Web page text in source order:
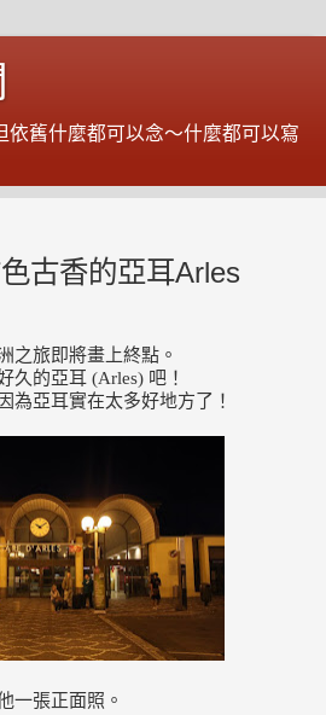
依舊什麼都可以念～什麼都可以寫
古香的亞耳Arles
之旅即將畫上終點。
久的亞耳 (Arles) 吧！
為亞耳實在太多好地方了！
一張正面照。